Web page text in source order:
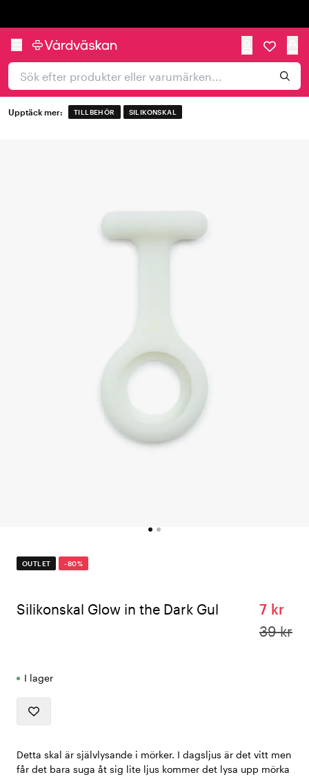
Upptäck mer: TILLBEHÖR SILIKONSKAL
OUTLET -80%
Silikonskal Glow in the Dark Gul
7 kr
39 kr
I lager
Detta skal är självlysande i mörker. I dagsljus är det vitt men
får det bara suga åt sig lite ljus kommer det lysa upp mörka